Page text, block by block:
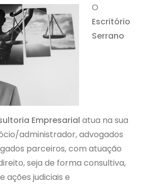
O
Escritório
Serrano
Empresarial atua na sua
administrador, advogados
parceiros, com atuação
seja de forma consultiva,
ações judiciais e